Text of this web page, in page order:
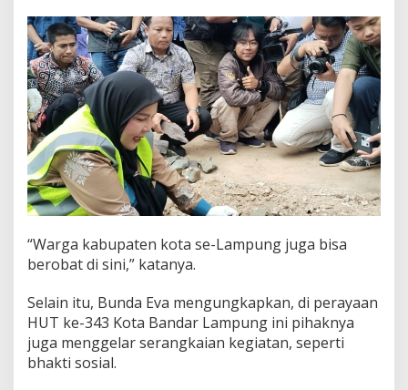
“Warga kabupaten kota se-Lampung juga bisa
berobat di sini,” katanya.
Selain itu, Bunda Eva mengungkapkan, di perayaan
HUT ke-343 Kota Bandar Lampung ini pihaknya
juga menggelar serangkaian kegiatan, seperti
bhakti sosial.